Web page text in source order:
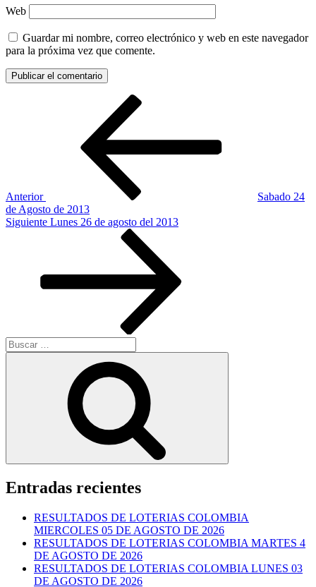
Web
Guardar mi nombre, correo electrónico y web en este navegador
para la próxima vez que comente.
Anterior
Sabado 24
de Agosto de 2013
Siguiente
Siguiente Lunes 26 de agosto del 2013
Buscar
por:
Entradas recientes
RESULTADOS DE LOTERIAS COLOMBIA
MIERCOLES 05 DE AGOSTO DE 2026
RESULTADOS DE LOTERIAS COLOMBIA MARTES 4
DE AGOSTO DE 2026
RESULTADOS DE LOTERIAS COLOMBIA LUNES 03
DE AGOSTO DE 2026